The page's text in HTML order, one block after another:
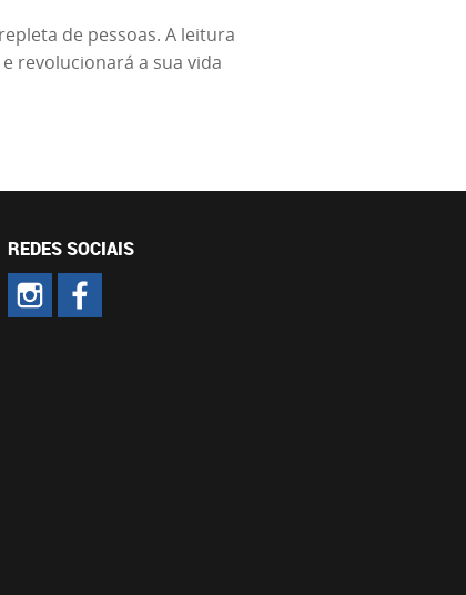
de pessoas. A leitura
revolucionará a sua vida
REDES SOCIAIS